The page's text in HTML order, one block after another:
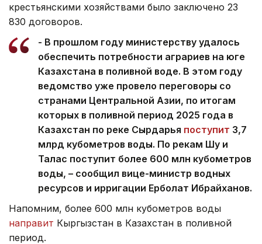
крестьянскими хозяйствами было заключено 23
830 договоров.
- В прошлом году министерству удалось
обеспечить потребности аграриев на юге
Казахстана в поливной воде. В этом году
ведомство уже провело переговоры со
странами Центральной Азии, по итогам
которых в поливной период 2025 года в
Казахстан по реке Сырдарья поступит 3,7
млрд кубометров воды. По рекам Шу и
Талас поступит более 600 млн кубометров
воды, – сообщил вице-министр водных
ресурсов и ирригации Ерболат Ибрайханов.
Напомним, более 600 млн кубометров воды
направит Кыргызстан в Казахстан в поливной
период.